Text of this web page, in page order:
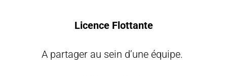
Licence Flottante
A partager au sein d’une équipe.